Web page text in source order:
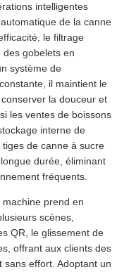
intelligentes
de la canne
le filtrage
des gobelets en
système de
il maintient le
la douceur et
les ventes de boissons
interne de
de canne à sucre
durée, éliminant
fréquents.
prend en
scènes,
QR, le glissement de
offrant aux clients des
effort. Adoptant un